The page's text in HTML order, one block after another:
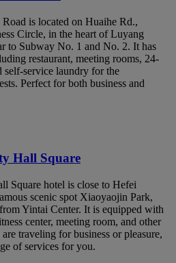
is located on Huaihe Rd.,
Circle, in the heart of Luyang
to Subway No. 1 and No. 2. It has
restaurant, meeting rooms, 24-
self-service laundry for the
Perfect for both business and
Hall Square
Square hotel is close to Hefei
scenic spot Xiaoyaojin Park,
Yintai Center. It is equipped with
center, meeting room, and other
traveling for business or pleasure,
of services for you.